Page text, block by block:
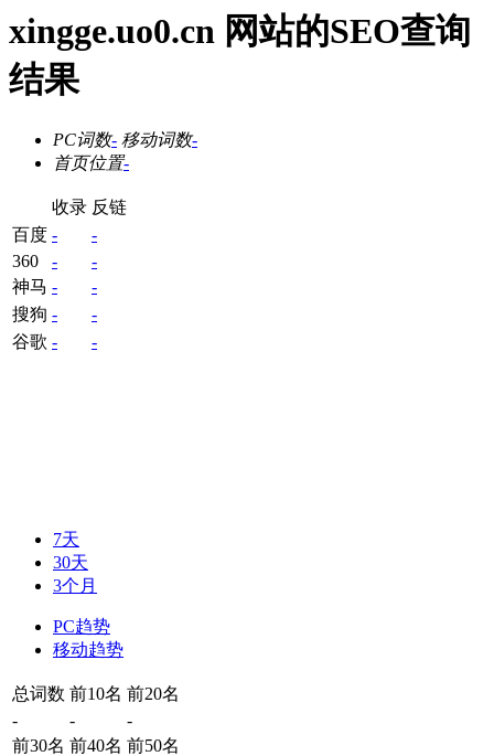
xingge.uo0.cn 网站的SEO查询
结果
PC词数- 移动词数-
首页位置-
收录 反链
百度 -
-
360
-
-
神马 -
-
搜狗 -
-
谷歌 - -
7天
30天
3个月
PC趋势
移动趋势
总词数 前10名 前20名
-
-
-
前30名 前40名 前50名